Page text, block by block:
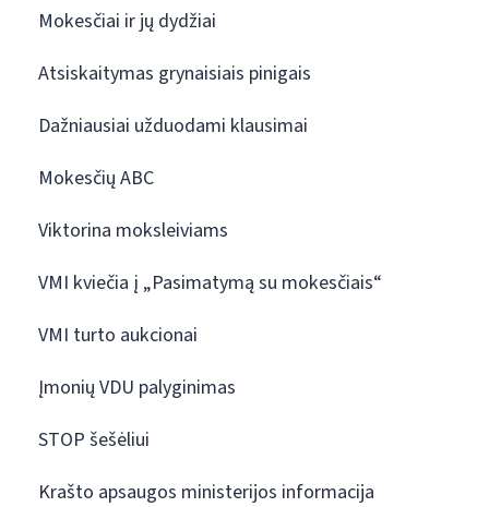
Mokesčiai ir jų dydžiai
Atsiskaitymas grynaisiais pinigais
Dažniausiai užduodami klausimai
Mokesčių ABC
Viktorina moksleiviams
VMI kviečia į „Pasimatymą su mokesčiais“
VMI turto aukcionai
Įmonių VDU palyginimas
STOP šešėliui
Krašto apsaugos ministerijos informacija